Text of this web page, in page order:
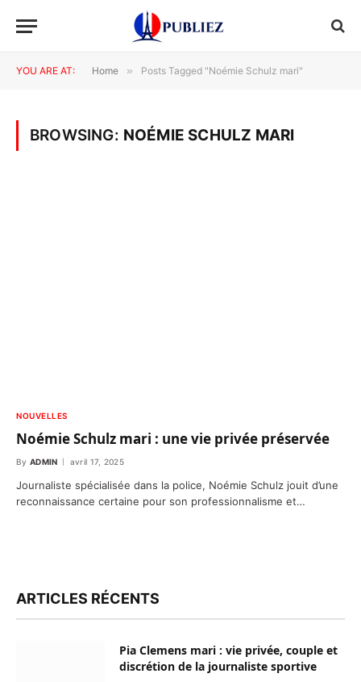
YOU ARE AT: Home » Posts Tagged "Noémie Schulz mari"
BROWSING: NOÉMIE SCHULZ MARI
NOUVELLES
Noémie Schulz mari : une vie privée préservée
By ADMIN avril 17, 2025
Journaliste spécialisée dans la police, Noémie Schulz jouit d’une
reconnaissance certaine pour son professionnalisme et…
ARTICLES RÉCENTS
Pia Clemens mari : vie privée, couple et
discrétion de la journaliste sportive